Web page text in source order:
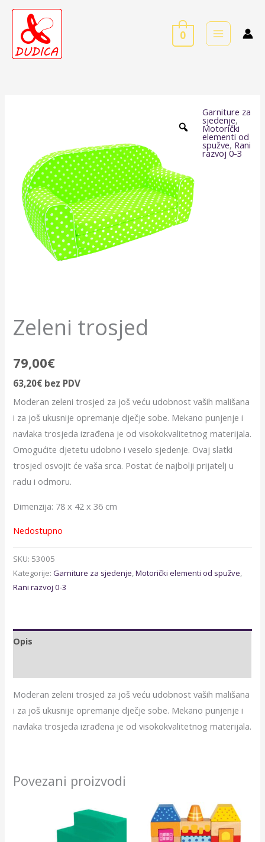
Skip
content
0
Garniture za
sjedenje,
Motorički
elementi od
spužve, Rani
razvoj 0-3
Zeleni trosjed
79,00€
63,20€ bez PDV
Moderan zeleni trosjed za još veću udobnost vaših mališana
i za još ukusnije opremanje dječje sobe. Mekano punjenje i
navlaka trosjeda izrađena je od visokokvalitetnog materijala.
Omogućite djetetu udobno i veselo sjedenje. Ovaj slatki
trosjed osvojit će vaša srca. Postat će najbolji prijatelj u
radu i odmoru.
Dimenzija: 78 x 42 x 36 cm
Nedostupno
SKU: 53005
Kategorije:Garniture za sjedenje,Motorički elementi od spužve,
Rani razvoj 0-3
Opis
Moderan zeleni trosjed za još veću udobnost vaših mališana
i za još ukusnije opremanje dječje sobe. Mekano punjenje i
navlaka trosjeda izrađena je od visokokvalitetnog materijala.
Povezani proizvodi